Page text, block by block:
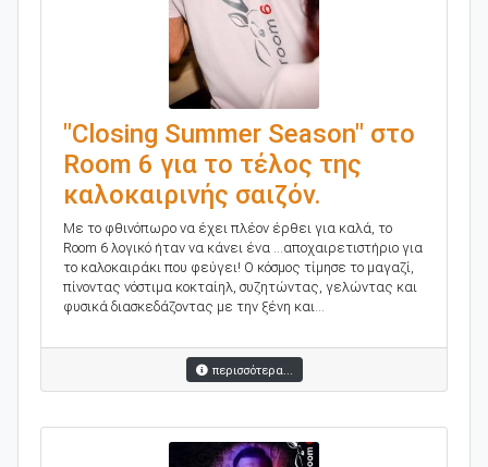
"Closing Summer Season" στο
Room 6 για το τέλος της
καλοκαιρινής σαιζόν.
Με το φθινόπωρο να έχει πλέον έρθει για καλά, το
Room 6 λογικό ήταν να κάνει ένα ...αποχαιρετιστήριο για
το καλοκαιράκι που φεύγει! Ο κόσμος τίμησε το μαγαζί,
πίνοντας νόστιμα κοκταίηλ, συζητώντας, γελώντας και
φυσικά διασκεδάζοντας με την ξένη και...
περισσότερα...